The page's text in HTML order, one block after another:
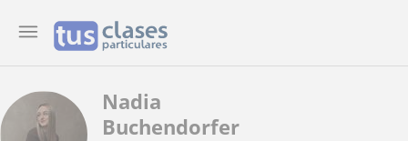
Nadia
Buchendorfer